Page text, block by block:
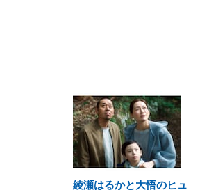
綾瀬はるかと大悟のヒュ